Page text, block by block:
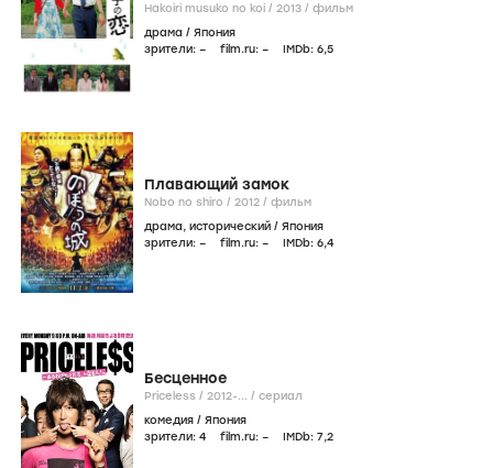
Hakoiri musuko no koi / 2013 / фильм
драма / Япония
зрители: – film.ru: – IMDb: 6,5
Плавающий замок
Nobo no shiro / 2012 / фильм
драма, исторический / Япония
зрители: – film.ru: – IMDb: 6,4
Бесценное
Priceless / 2012-... / сериал
комедия / Япония
зрители: 4 film.ru: – IMDb: 7,2